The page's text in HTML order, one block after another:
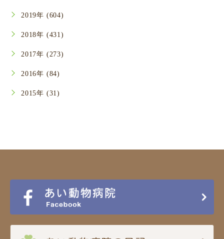
2019年 (604)
2018年 (431)
2017年 (273)
2016年 (84)
2015年 (31)